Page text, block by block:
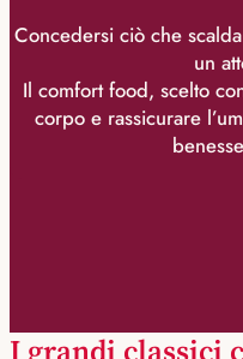
Concedersi ciò che
un
Il comfort food, scelto
corpo e rassicurare
I grandi classici